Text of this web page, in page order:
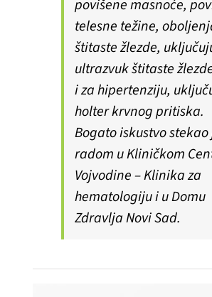
povišene masnoće,
telesne težine,
štitaste žlezde,
ultrazvuk štitaste
i za hipertenziju,
holter krvnog pritiska.
Bogato iskustvo stekao
radom u Kliničkom
Vojvodine – Klinika za
hematologiju i u Domu
Zdravlja Novi Sad.